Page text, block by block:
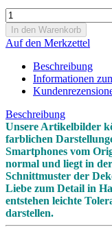
Auf den Merkzettel
Beschreibung
Informationen
Beschreibung
Unsere Artikelbilder
farblichen
Smartphones vom
normal und liegt in
Schnittmuster der
Liebe zum Detail in
entstehen leichte
darstellen.